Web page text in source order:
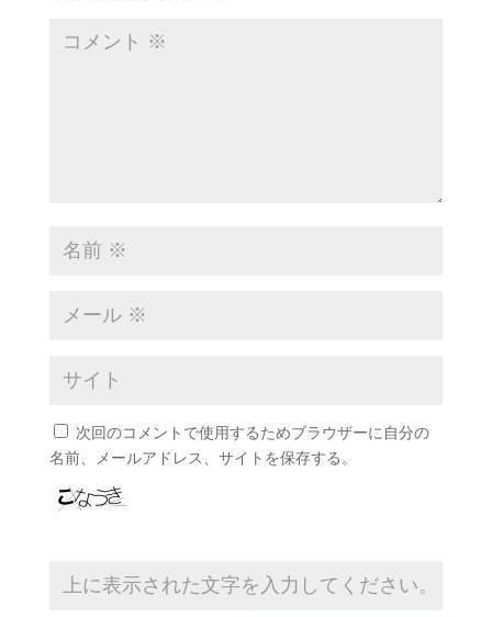
次回のコメントで使用するためブラウザーに自分の
名前、メールアドレス、サイトを保存する。